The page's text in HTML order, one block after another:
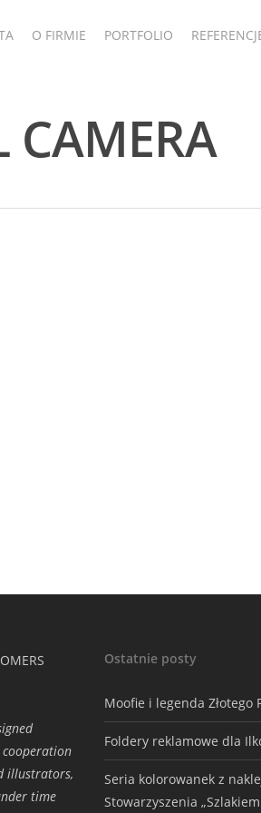
O FIRMIE PORTFOLIO
CAMERA
illustrators,
time
Ostatnie posty
Moofie i legenda Złotego
Foldery reklamowe dla
Seria kolorowanek z
Stowarzyszenia